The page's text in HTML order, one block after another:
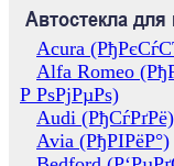
Автостекла
Acura
Alfa Romeo
Р РѕРјРµРѕ)
Audi (РђСѓРґРё)
Avia (РђРІРёР°)